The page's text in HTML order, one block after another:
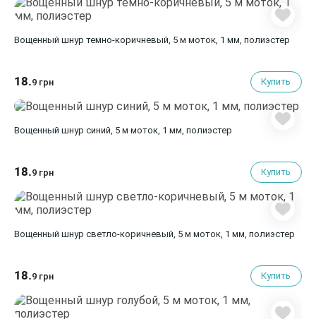
Вощенный шнур темно-коричневый, 5 м моток, 1 мм, полиэстер
18.9 грн Купить
Вощенный шнур синий, 5 м моток, 1 мм, полиэстер
18.9 грн Купить
Вощенный шнур светло-коричневый, 5 м моток, 1 мм, полиэстер
18.9 грн Купить